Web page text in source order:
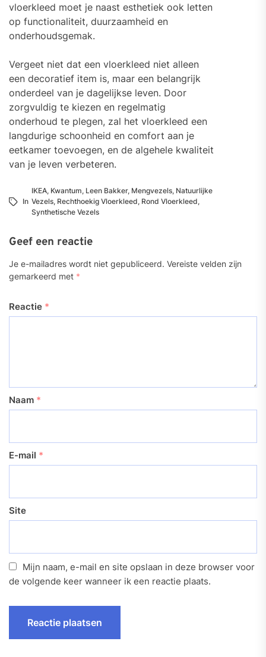
vloerkleed moet je naast esthetiek ook letten
op functionaliteit, duurzaamheid en
onderhoudsgemak.
Vergeet niet dat een vloerkleed niet alleen
een decoratief item is, maar een belangrijk
onderdeel van je dagelijkse leven. Door
zorgvuldig te kiezen en regelmatig
onderhoud te plegen, zal het vloerkleed een
langdurige schoonheid en comfort aan je
eetkamer toevoegen, en de algehele kwaliteit
van je leven verbeteren.
In
IKEA, Kwantum, Leen Bakker, Mengvezels, Natuurlijke
Vezels, Rechthoekig Vloerkleed, Rond Vloerkleed,
Synthetische Vezels
Geef een reactie
Je e-mailadres wordt niet gepubliceerd. Vereiste velden zijn
gemarkeerd met *
Reactie *
Naam *
E-mail *
Site
Mijn naam, e-mail en site opslaan in deze browser voor
de volgende keer wanneer ik een reactie plaats.